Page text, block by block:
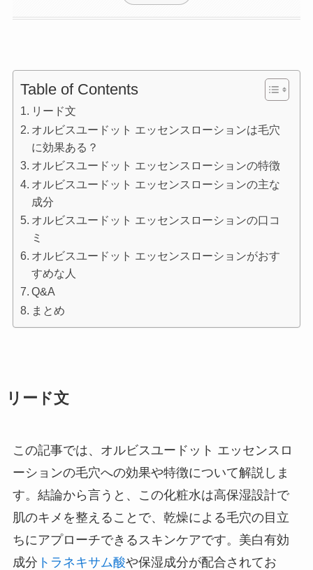
Table of Contents
リード文
オルビスユードット エッセンスローションは毛穴
に効果ある？
オルビスユードット エッセンスローションの特徴
オルビスユードット エッセンスローションの主な
成分
オルビスユードット エッセンスローションの口コ
ミ
オルビスユードット エッセンスローションがおす
すめな人
Q&A
まとめ
リード文
この記事では、オルビスユードット エッセンスロ
ーションの毛穴への効果や特徴について解説しま
す。結論から言うと、この化粧水は高保湿設計で
肌のキメを整えることで、乾燥による毛穴の目立
ちにアプローチできるスキンケアです。美白有効
成分 トラネキサム酸や保湿成分が配合されてお